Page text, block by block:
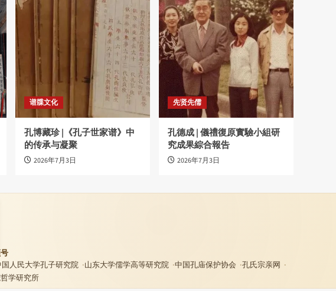
谱牒文化
孔博藏珍 |《孔子世家谱》中
的传承与凝聚
2026年7月3日
先贤先儒
孔德成 | 儀禮復原實驗小組研
究成果綜合報告
2026年7月3日
国人民大学孔子研究院 山东大学儒学高等研究院 中国孔庙保护协会
孔氏宗亲网
学研究所